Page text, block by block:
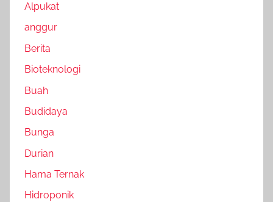
Alpukat
anggur
Berita
Bioteknologi
Buah
Budidaya
Bunga
Durian
Hama Ternak
Hidroponik